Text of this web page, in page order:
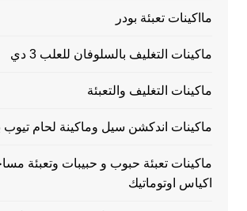
مااكينات تعبئة بودر
ماكينات التغليف بالسلوفان للعلب 3 دي
ماكينات التغليف والتعبئة
ماكينات اندكشن سيل وماكينة لحام تيوب
ماكينات تعبئة حبوب و حبيبات وتعبئة
اكياس اوتوماتيك